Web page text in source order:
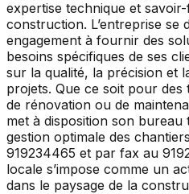
expertise technique et
construction. L’entreprise se
engagement à fournir des
besoins spécifiques de ses
sur la qualité, la précision et
projets. Que ce soit pour
de rénovation ou de
met à disposition son
gestion optimale des
919234465 et par fax au
locale s’impose comme un
dans le paysage de la